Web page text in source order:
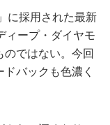
に採用された最新
ィープ・ダイヤモ
のではない。今回
バックも色濃く